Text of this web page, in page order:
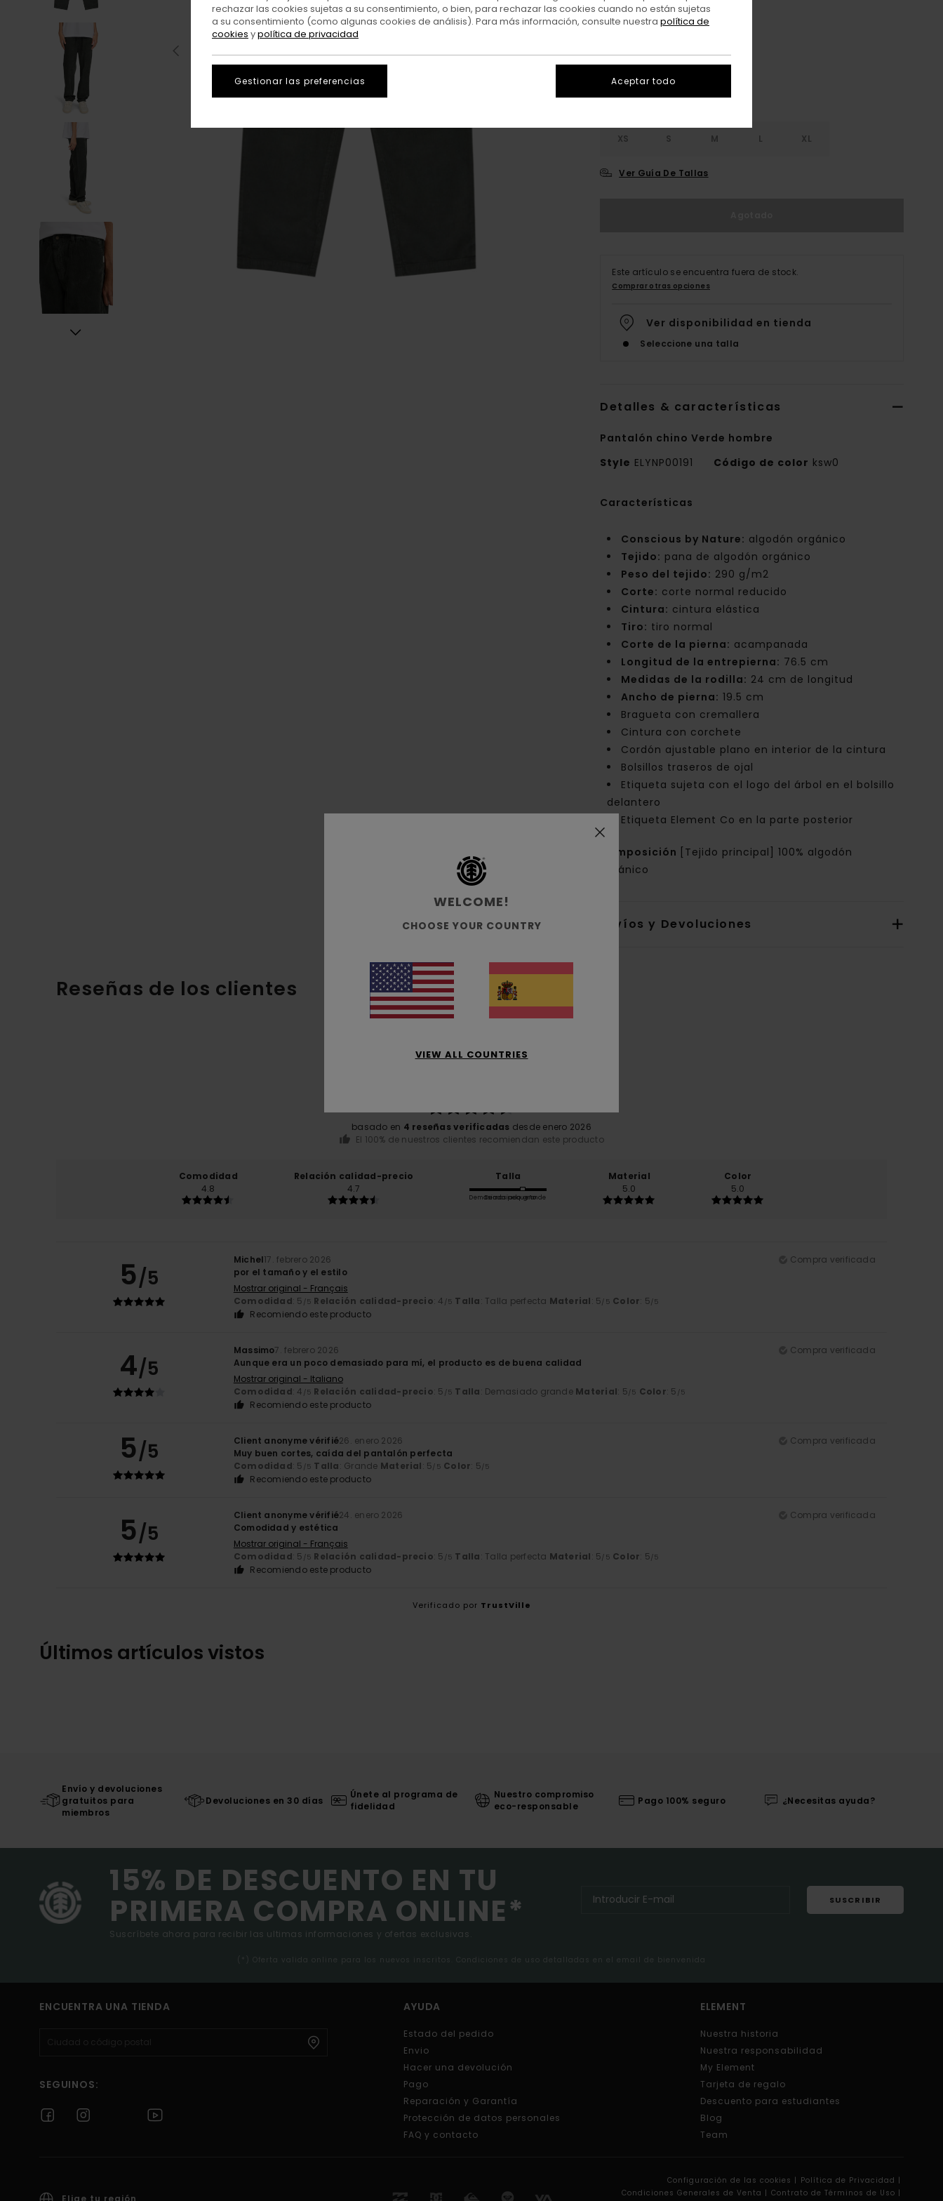
ColorDeep Forest
XS S M L XL
Ver Guía De Tallas
Este artículo se encuentra fuera de stock.
Comprar otras opciones
Ver disponibilidad en tienda
Seleccione una talla
Detalles & características
Pantalón chino Verde hombre
Style ELYNP00191 Código de color ksw0
Características
Conscious by Nature: algodón orgánico
Tejido: pana de algodón orgánico
Peso del tejido: 290 g/m2
Corte: corte normal reducido
Cintura: cintura elástica
Tiro: tiro normal
Corte de la pierna: acampanada
Longitud de la entrepierna: 76.5 cm
Medidas de la rodilla: 24 cm de longitud
Ancho de pierna: 19.5 cm
Bragueta con cremallera
Cintura con corchete
Cordón ajustable plano en interior de la cintura
Bolsillos traseros de ojal
Etiqueta sujeta con el logo del árbol en el bolsillo
delantero
Etiqueta Element Co en la parte posterior
Composición
[Tejido principal] 100% algodón
orgánico
Envíos y Devoluciones
Reseñas de los clientes
4.8
basado en 4 reseñas verificadas desde enero 2026
El 100% de nuestros clientes recomiendan este producto
Comodidad
4.8
Relación calidad-precio
4.7
Talla
Demasiado pequeño
Demasiado grande
Material
5.0
Color
5.0
5/5
Michel17. febrero 2026
Compra verificada
por el tamaño y el estilo
Mostrar original - Français
Comodidad: 5 /5 Relación calidad-precio: 4 /5 Talla: Talla perfecta Material: 5/5 Color: 5/5
Recomiendo este producto
4/5
Massimo7. febrero 2026
Compra verificada
Aunque era un poco demasiado para mí, el producto es de buena calidad
Mostrar original - Italiano
Comodidad: 4 /5 Relación calidad-precio: 5 /5 Talla: Demasiado grande Material: 5/5 Color: 5 /5
Recomiendo este producto
5/5 Client anonyme vérifié26. enero 2026
Compra verificada
Muy buen cortes, caída del pantalón perfecta
Comodidad: 5 /5 Talla: Grande Material: 5/5 Color: 5/5
Recomiendo este producto
5/5
Client anonyme vérifié24. enero 2026
Compra verificada
Comodidad y estética
Mostrar original - Français
Comodidad: 5 /5 Relación calidad-precio: 5 /5 Talla: Talla perfecta Material: 5/5 Color: 5/5
Recomiendo este producto
Verificado por TrustVille
Últimos artículos vistos
Envío y devoluciones
gratuitos para
miembros
Devoluciones en 30 días
Únete al programa de
fidelidad
Nuestro compromiso
eco-responsable
Pago 100% seguro ¿Necesitas ayuda?
15% DE DESCUENTO EN TU
PRIMERA COMPRA ONLINE*
Suscríbete ahora para recibir las ultimas informaciones y ofertas exclusivas.
SUSCRIBIR
(*) Oferta valida online para los nuevos inscritos. Condiciones de uso detalladas en el email de bienvenida
ENCUENTRA UNA TIENDA
SEGUINOS:
AYUDA
Estado del pedido
Envio
Hacer una devolución
Pago
Reparación y Garantía
Protección de datos personales
FAQ y contacto
ELEMENT
Nuestra historia
Nuestra responsabilidad
My Element
Tarjeta de regalo
Descuento para estudiantes
Blog
Team
Elige tu región
Configuración de las cookies | Política de Privacidad |
Condiciones Generales de Venta | Contrato de Términos de Uso |
WELCOME!
CHOOSE YOUR COUNTRY
VIEW ALL COUNTRIES
rechazar las cookies sujetas a su consentimiento, o bien, para rechazar las cookies cuando no están sujetas
a su consentimiento (como algunas cookies de análisis). Para más información, consulte nuestra política de
cookies ypolítica de privacidad
Gestionar las preferencias Aceptar todo